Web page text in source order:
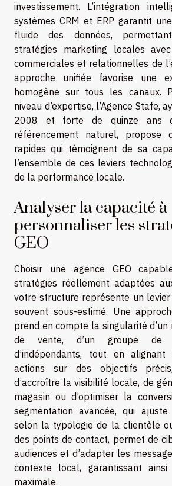
investissement. L’intégration
systèmes CRM et ERP garantit
fluide des données,
stratégies marketing locales
commerciales et relationnelles de
approche unifiée favorise une
homogène sur tous les canaux.
niveau d’expertise, l’Agence Stafe,
2008 et forte de quinze ans
référencement naturel, propose
rapides qui témoignent de sa
l’ensemble de ces leviers
de la performance locale.
Analyser la capacité à
personnaliser les
GEO
Choisir une agence GEO
stratégies réellement adaptées
votre structure représente un
souvent sous-estimé. Une
prend en compte la singularité d’un
de vente, d’un groupe de
d’indépendants, tout en alignant
actions sur des objectifs
d’accroître la visibilité locale, de
magasin ou d’optimiser la
segmentation avancée, qui
selon la typologie de la clientèle
des points de contact, permet de
audiences et d’adapter les
contexte local, garantissant
maximale.